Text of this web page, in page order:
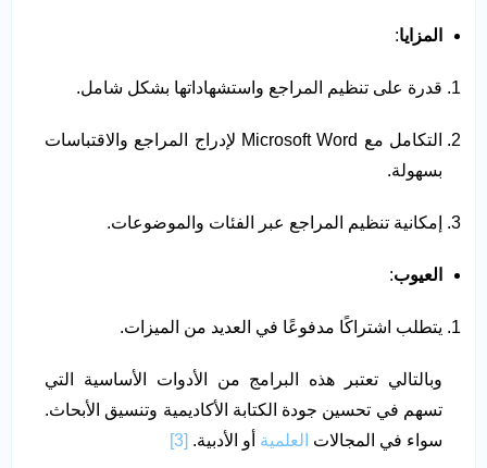
المزايا:
قدرة على تنظيم المراجع واستشهاداتها بشكل شامل.
التكامل مع Microsoft Word لإدراج المراجع والاقتباسات
بسهولة.
إمكانية تنظيم المراجع عبر الفئات والموضوعات.
العيوب:
يتطلب اشتراكًا مدفوعًا في العديد من الميزات.
وبالتالي تعتبر هذه البرامج من الأدوات الأساسية التي
تسهم في تحسين جودة الكتابة الأكاديمية وتنسيق الأبحاث.
سواء في المجالات العلمية أو الأدبية. [3]